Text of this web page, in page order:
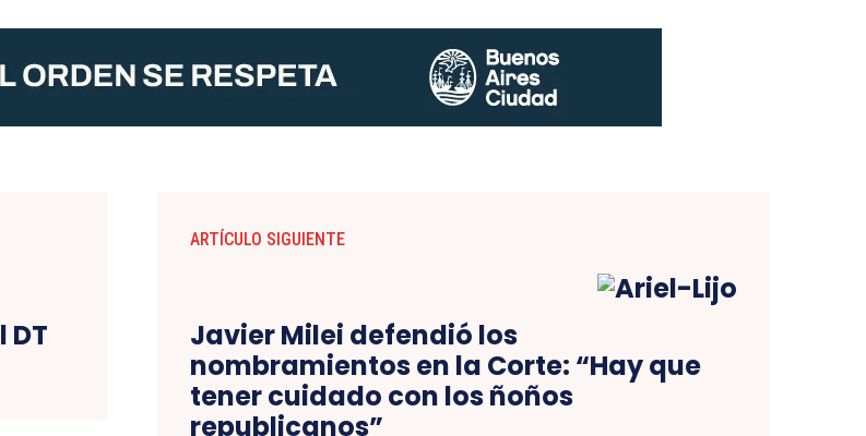
DT
ARTÍCULO SIGUIENTE
Javier Milei defendió los
nombramientos en la Corte: “Hay que
tener cuidado con los ñoños
republicanos”